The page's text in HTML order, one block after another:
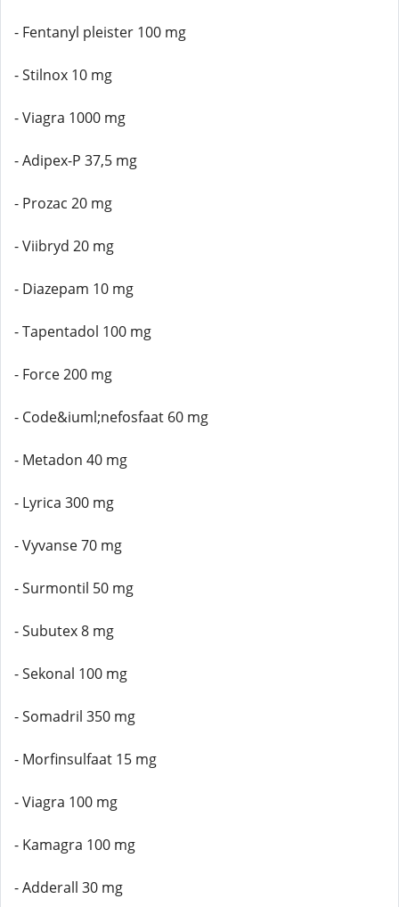
- Fentanyl pleister 100 mg
- Stilnox 10 mg
- Viagra 1000 mg
- Adipex-P 37,5 mg
- Prozac 20 mg
- Viibryd 20 mg
- Diazepam 10 mg
- Tapentadol 100 mg
- Force 200 mg
- Code&iuml;nefosfaat 60 mg
- Metadon 40 mg
- Lyrica 300 mg
- Vyvanse 70 mg
- Surmontil 50 mg
- Subutex 8 mg
- Sekonal 100 mg
- Somadril 350 mg
- Morfinsulfaat 15 mg
- Viagra 100 mg
- Kamagra 100 mg
- Adderall 30 mg